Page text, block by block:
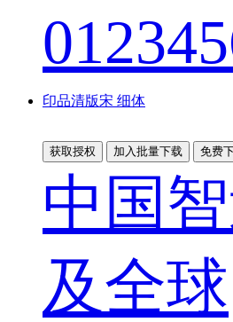
印品清版宋 细体
获取授权 加入批量下载 免费
中国
及全球